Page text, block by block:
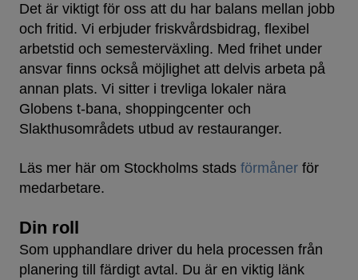
Det är viktigt för oss att du har balans mellan jobb
och fritid. Vi erbjuder friskvårdsbidrag, flexibel
arbetstid och semesterväxling. Med frihet under
ansvar finns också möjlighet att delvis arbeta på
annan plats. Vi sitter i trevliga lokaler nära
Globens t-bana, shoppingcenter och
Slakthusområdets utbud av restauranger.
Läs mer här om Stockholms stads förmåner för
medarbetare.
Din roll
Som upphandlare driver du hela processen från
planering till färdigt avtal. Du är en viktig länk